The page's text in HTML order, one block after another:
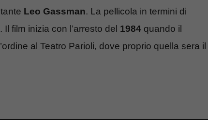
Leo Gassman. La pellicola in termini di
film inizia con l’arresto del 1984 quando il
al Teatro Parioli, dove proprio quella sera il